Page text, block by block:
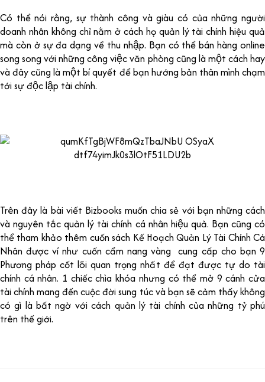
Có thể nói rằng, sự thành công và giàu có của những người
doanh nhân không chỉ nằm ở cách họ quản lý tài chính hiệu quả
mà còn ở sự đa dạng về thu nhập. Bạn có thể bán hàng online
song song với những công việc văn phòng cũng là một cách hay
và đây cũng là một bí quyết để bạn hướng bản thân mình chạm
tới sự độc lập tài chính.
Trên đây là bài viết Bizbooks muốn chia sẻ với bạn những cách
và nguyên tắc quản lý tài chính cá nhân hiệu quả. Bạn cũng có
thể tham khảo thêm cuốn sách Kế Hoạch Quản Lý Tài Chính Cá
Nhân được ví như cuốn cẩm nang vàng cung cấp cho bạn 9
Phương pháp cốt lõi quan trọng nhất để đạt được tự do tài
chính cá nhân. 1 chiếc chìa khóa nhưng có thể mở 9 cánh cửa
tài chính mang đến cuộc đời sung túc và bạn sẽ cảm thấy không
có gì là bất ngờ với cách quản lý tài chính của những tỷ phú
trên thế giới.